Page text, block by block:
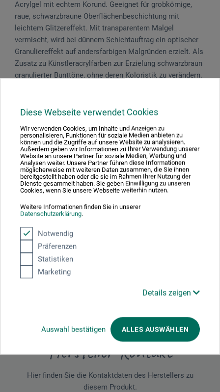
Diese Webseite verwendet Cookies
Wir verwenden Cookies, um Inhalte und Anzeigen zu
personalisieren, Funktionen für soziale Medien anbieten zu
können und die Zugriffe auf unsere Website zu analysieren.
Außerdem geben wir Informationen zu Ihrer Verwendung unserer
Website an unsere Partner für soziale Medien, Werbung und
Analysen weiter. Unsere Partner führen diese Informationen
möglicherweise mit weiteren Daten zusammen, die Sie ihnen
bereitgestellt haben oder die sie im Rahmen Ihrer Nutzung der
Dienste gesammelt haben. Sie geben Einwilligung zu unseren
Cookies, wenn Sie unsere Webseite weiterhin nutzen.
Weitere Informationen finden Sie in unserer
Datenschutzerklärung.
Notwendig
Präferenzen
Statistiken
Marketing
Details zeigen
Auswahl bestätigen ALLES AUSWÄHLEN
Acrylgel mit echtem Korund. Geeignet für grobkörnige,
raue, schwarzbraune Oberflächenbeschichtung mit
leichtem Glitzereffekt. Mit transparentem Malgel
vermischt, wird bei dünnem Schichtauftrag ein optischer
Granuliereffekt auf andersfarbigen Malgründen erzielt. Als
Zusatz zu Künstleracrylfarben zur Erzielung schwarzbraun
granulierter Bunttöne, ohne deren Koloristik zu verändern.
Gefahrenhinweise
Enthält Biozidprodukte. Enthält: BIT, CIT/MIT, OIT,
BNPD. Kann allergische Reaktionen hervorrufen.
Produktbewertungen (0)
Schreiben Sie die erste Bewertung zu diesem Produkt
JETZT PRODUKT BEWERTEN
Hersteller-Kontakt
Hier finden Sie die Kontaktdaten des Herstellers zu
diesem Produkt.